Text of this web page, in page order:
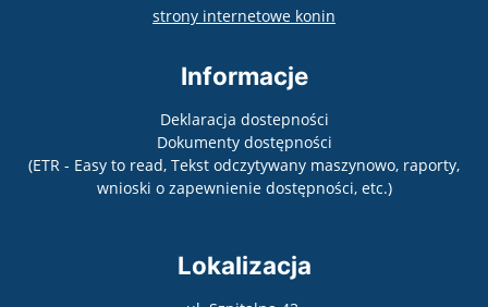
strony internetowe konin
Informacje
Deklaracja dostepności
Dokumenty dostępności
(ETR - Easy to read, Tekst odczytywany maszynowo, raporty,
wnioski o zapewnienie dostępności, etc.)
Lokalizacja